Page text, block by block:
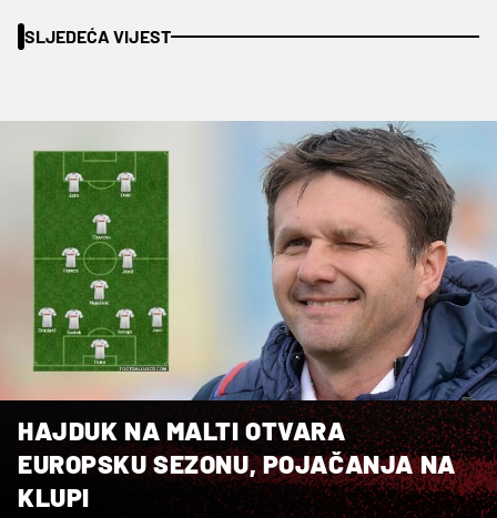
SLJEDEĆA VIJEST
HAJDUK NA MALTI OTVARA
EUROPSKU SEZONU, POJAČANJA NA
KLUPI